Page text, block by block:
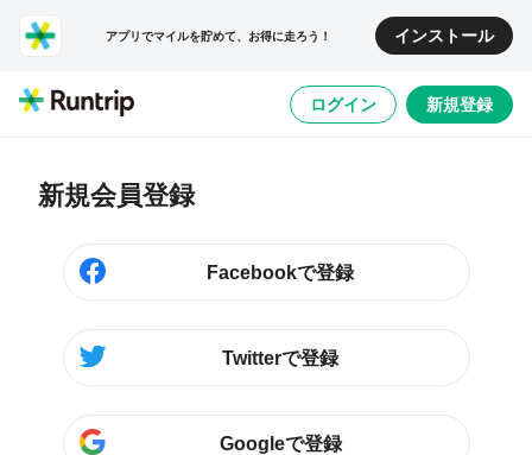
アプリでマイルを貯めて、お得に走ろう！ インストール
ログイン 新規登録
新規会員登録
Facebookで登録
Twitterで登録
Googleで登録